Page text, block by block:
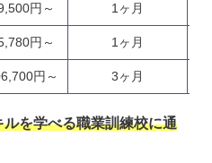
円～ 1ヶ月
円～ 1ヶ月
円～ 3ヶ月
を学べる職業訓練校に通